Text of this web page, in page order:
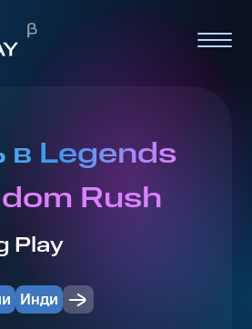
в Legends
Rush
Play
Инди